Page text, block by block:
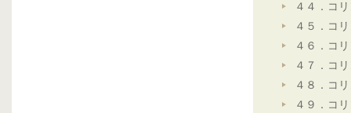
４４．コ
４５．コ
４６．コ
４７．コ
４８．コ
４９．コ